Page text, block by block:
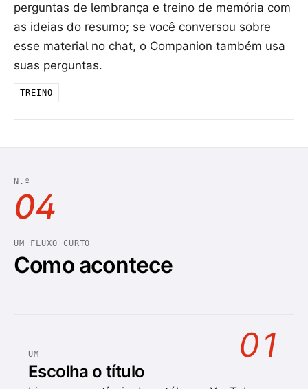
perguntas de lembrança e treino de memória com
as ideias do resumo; se você conversou sobre
esse material no chat, o Companion também usa
suas perguntas.
TREINO
N.º
04
UM FLUXO CURTO
Como acontece
UM 01
Escolha o título